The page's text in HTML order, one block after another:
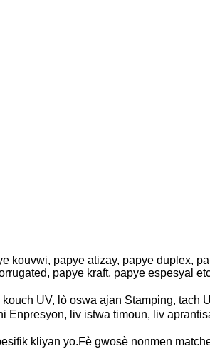
kouvwi, papye atizay, papye duplex,
papye kraft, papye espesyal
UV, lò oswa ajan Stamping, tach
Enpresyon, liv istwa timoun, liv
kliyan yo.Fè gwosè nonmen